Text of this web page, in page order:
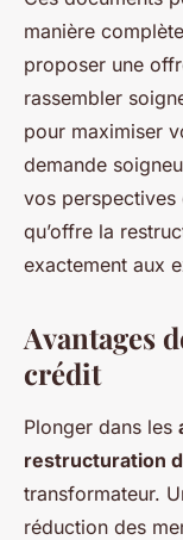
manière
proposer une
rassembler
pour maximiser
demande
vos perspectives
qu’offre la
exactement aux
Avantages
crédit
Plonger dans les
restructuration
transformateur.
réduction des